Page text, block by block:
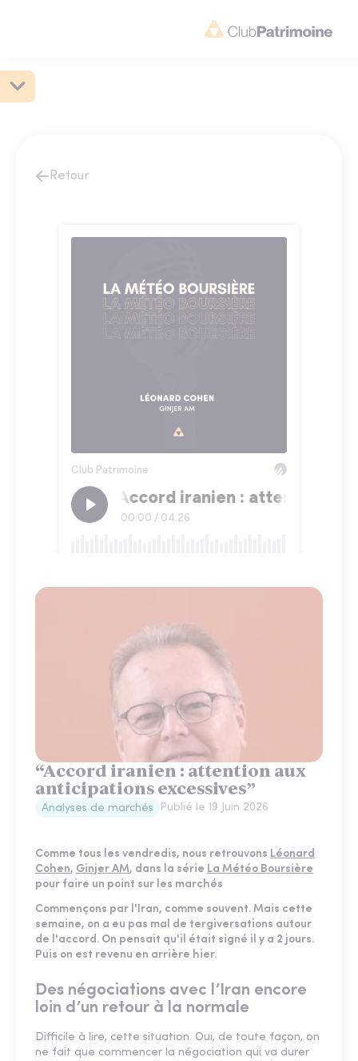
Retour
“Accord iranien : attention aux
anticipations excessives”
Analyses de marchés Publié le 19 Juin 2026
Comme tous les vendredis, nous retrouvons Léonard
Cohen, Ginjer AM, dans la série La Météo Boursière
pour faire un point sur les marchés
Commençons par l'Iran, comme souvent. Mais cette
semaine, on a eu pas mal de tergiversations autour
de l'accord. On pensait qu'il était signé il y a 2 jours.
Puis on est revenu en arrière hier.
Des négociations avec l’Iran encore
loin d’un retour à la normale
Difficile à lire, cette situation. Oui, de toute façon, on
ne fait que commencer la négociation qui va durer